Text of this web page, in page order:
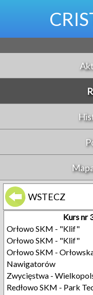
WSTECZ
Kurs nr
Orłowo SKM - "Klif"
Orłowo SKM - "Klif"
Orłowo SKM -
Nawigatorów
Zwycięstwa -
Redłowo SKM - Park